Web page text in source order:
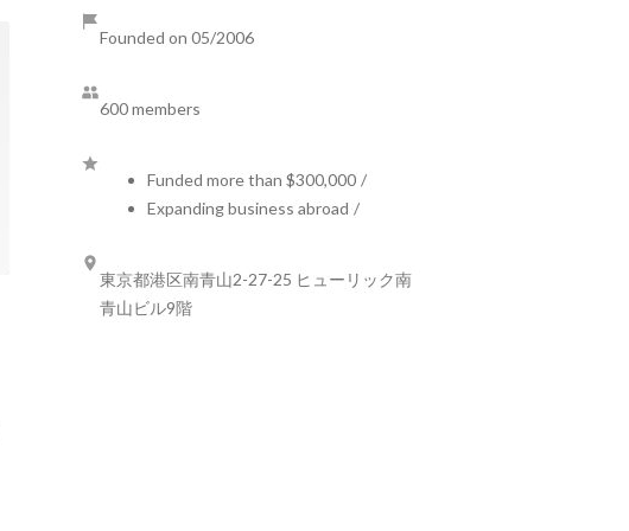
Founded on 05/2006
600 members
Funded more than $300,000 /
Expanding business abroad /
東京都港区南青山2-27-25 ヒューリック南
青山ビル9階